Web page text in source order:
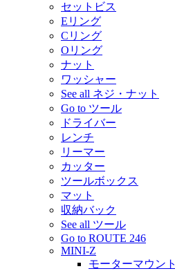
セットビス
Eリング
Cリング
Oリング
ナット
ワッシャー
See all ネジ・ナット
Go to ツール
ドライバー
レンチ
リーマー
カッター
ツールボックス
マット
収納バック
See all ツール
Go to ROUTE 246
MINI-Z
モーターマウント